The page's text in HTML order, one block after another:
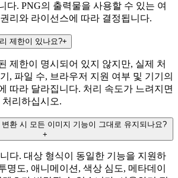
다. PNG의 출력물을 사용할 수 있는 여
리와 라이선스에 따라 결정됩니다.
제한이 있나요?+
제한이 명시되어 있지 않지만, 실제 처
, 파일 수, 브라우저 지원 여부 및 기기의
따라 달라집니다. 처리 속도가 느려지면
리하십시오.
환 시 모든 이미지 기능이 그대로 유지되나요?
+
다. 대상 형식이 동일한 기능을 지원하
명도, 애니메이션, 색상 심도, 메타데이